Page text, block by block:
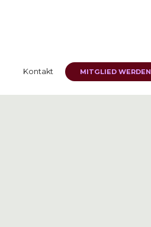
Kontakt MITGLIED WERDEN